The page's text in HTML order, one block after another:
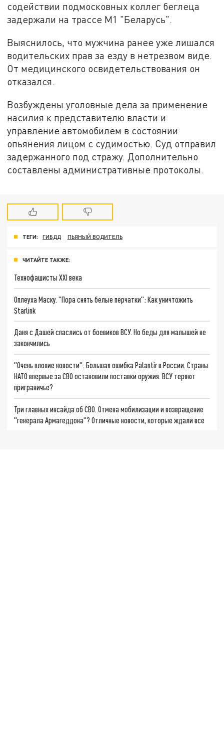
содействии подмосковных коллег беглеца
задержали на трассе М1 "Беларусь".
Выяснилось, что мужчина ранее уже лишался
водительских прав за езду в нетрезвом виде.
От медицинского освидетельствования он
отказался.
Возбуждены уголовные дела за применение
насилия к представителю власти и
управление автомобилем в состоянии
опьянения лицом с судимостью. Суд отправил
задержанного под стражу. Дополнительно
составлены административные протоколы.
ТЕГИ: ГИБДД ПЬЯНЫЙ ВОДИТЕЛЬ
ЧИТАЙТЕ ТАКЖЕ:
Технофашисты XXI века
Оплеуха Маску. "Пора снять белые перчатки": Как уничтожить
Starlink
Даня с Дашей спаслись от боевиков ВСУ. Но беды для малышей не
закончились
"Очень плохие новости": Большая ошибка Palantir в России. Страны
НАТО впервые за СВО остановили поставки оружия. ВСУ теряют
приграничье?
Три главных инсайда об СВО. Отмена мобилизации и возвращение
"генерала Армагеддона"? Отличные новости, которые ждали все